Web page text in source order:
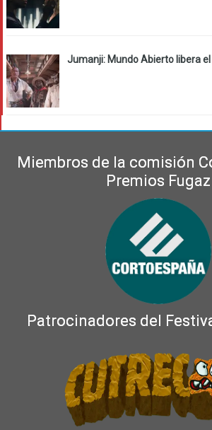
Jumanji: Mundo Abierto libera el
Miembros de la comisión
Premios Fugaz
Patrocinadores del